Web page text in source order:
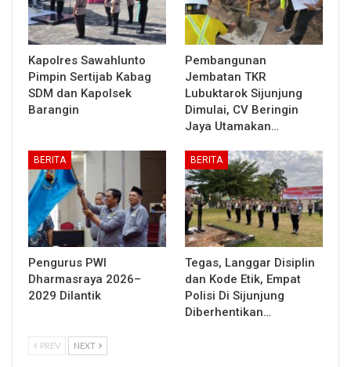
Kapolres Sawahlunto
Pimpin Sertijab Kabag
SDM dan Kapolsek
Barangin
Pembangunan
Jembatan TKR
Lubuktarok Sijunjung
Dimulai, CV Beringin
Jaya Utamakan…
BERITA
Pengurus PWI
Dharmasraya 2026–
2029 Dilantik
BERITA
Tegas, Langgar Disiplin
dan Kode Etik, Empat
Polisi Di Sijunjung
Diberhentikan…
PREV NEXT